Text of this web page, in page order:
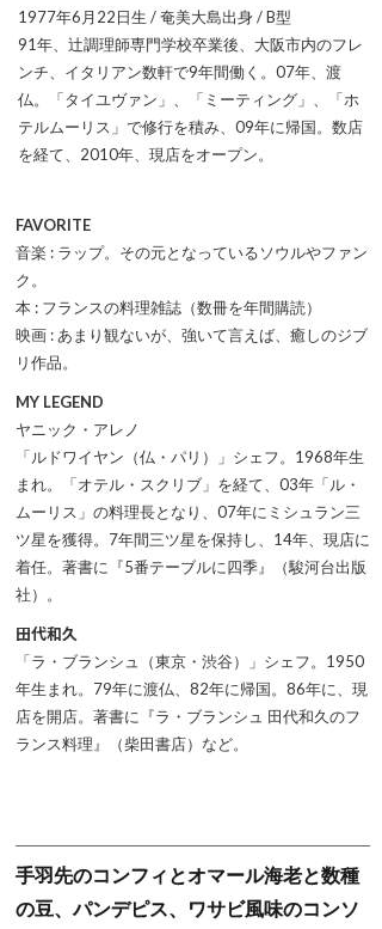
1977年6月22日生 / 奄美大島出身 / B型
91年、辻調理師専門学校卒業後、大阪市内のフレ
ンチ、イタリアン数軒で9年間働く。07年、渡
仏。「タイユヴァン」、「ミーティング」、「ホ
テルムーリス」で修行を積み、09年に帰国。数店
を経て、2010年、現店をオープン。
FAVORITE
音楽 : ラップ。その元となっているソウルやファン
ク。
本 : フランスの料理雑誌（数冊を年間購読）
映画 : あまり観ないが、強いて言えば、癒しのジブ
リ作品。
MY LEGEND
ヤニック・アレノ
「ルドワイヤン（仏・パリ）」シェフ。1968年生
まれ。「オテル・スクリブ」を経て、03年「ル・
ムーリス」の料理長となり、07年にミシュラン三
ツ星を獲得。7年間三ツ星を保持し、14年、現店に
着任。著書に『5番テーブルに四季』（駿河台出版
社）。
田代和久
「ラ・ブランシュ（東京・渋谷）」シェフ。1950
年生まれ。79年に渡仏、82年に帰国。86年に、現
店を開店。著書に『ラ・ブランシュ 田代和久のフ
ランス料理』（柴田書店）など。
手羽先のコンフィとオマール海老と数種
の豆、パンデピス、ワサビ風味のコンソ